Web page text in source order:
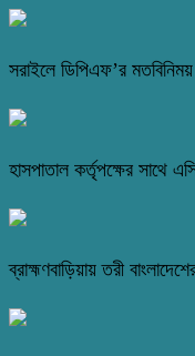
সরাইলে ডিপিএফ’র
হাসপাতাল কর্তৃপক্ষের সাথে
ব্রাহ্মণবাড়িয়ায় তরী